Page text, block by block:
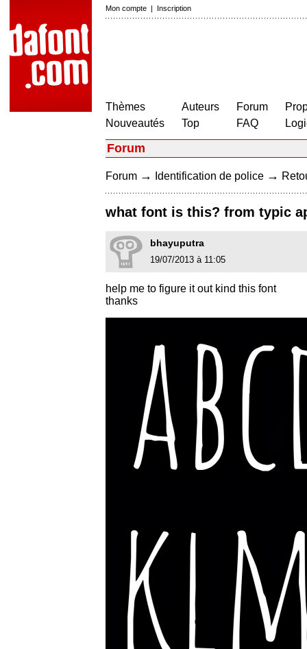
Mon compte | Inscription
Thèmes
Nouveautés
Auteurs
Top
Forum
FAQ
Forum
Forum → Identification de police →
what font is this? from typic
bhayuputra
19/07/2013 à 11:05
help me to figure it out kind this font
thanks